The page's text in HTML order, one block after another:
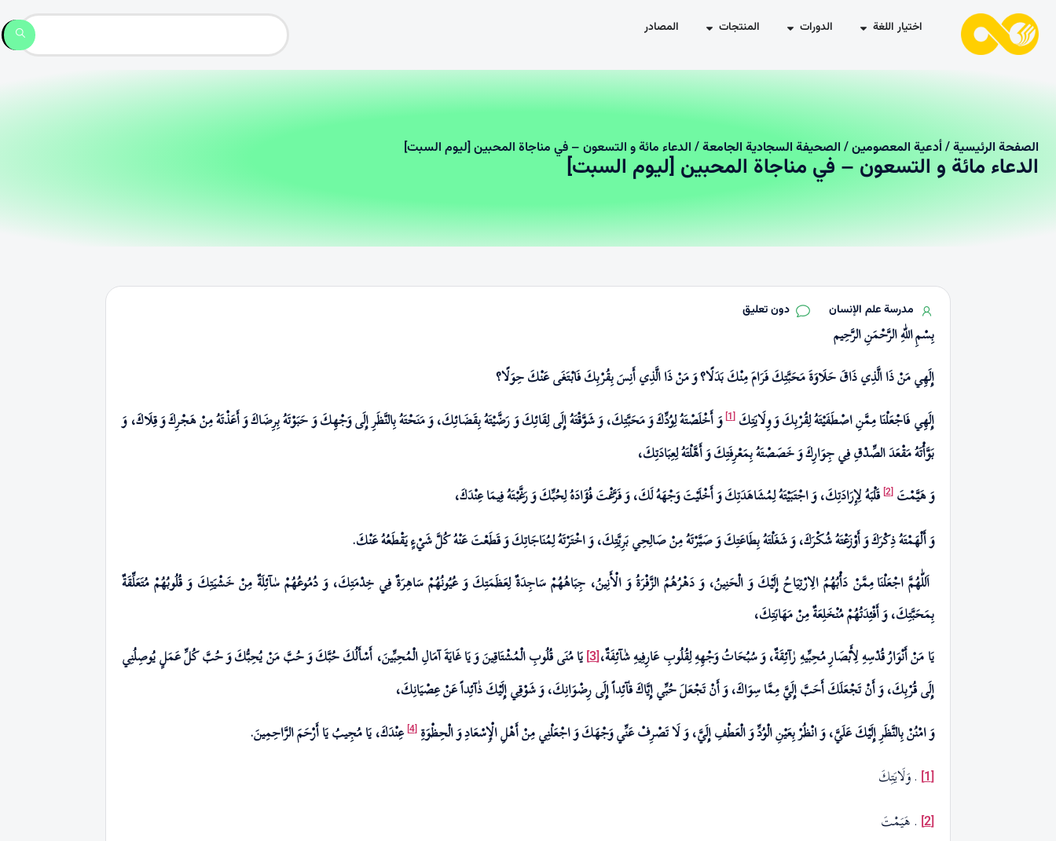
اختيار اللغة الدورات المنتجات المصادر
الصفحة الرئیسیة/أدعية المعصومين/ الصحيفة السجادية الجامعة/ الدعاء مائة و التسعون – في مناجاة المحبين [ليوم السبت]
الدعاء مائة و التسعون – في مناجاة المحبين [ليوم السبت]
مدرسة علم الإنسان دون تعليق
بِسْمِ اللّٰهِ الرَّحْمَنِ الرَّحِيم
إِلَهِي مَنْ ذَا الَّذِي ذَاقَ حَلَاوَةَ مَحَبَّتِكَ فَرَامَ مِنْكَ بَدَلًا؟ وَ مَنْ ذَا الَّذِي أَنِسَ بِقُرْبِكَ فَابْتَغَى عَنْكَ حِوَلًا؟
إِلَهِي فَاجْعَلْنَا مِمَّنِ اصْطَفَيْتَهُ لِقُرْبِكَ وَ وِلَايَتِكَ[1]
وَ أَخْلَصْتَهُ لِوُدِّكَ وَ مَحَبَّتِكَ، وَ شَوَّقْتَهُ إِلَى لِقَائِكَ وَ رَضَّيْتَهُ بِقَضَائِكَ، وَ مَنَحْتَهُ بِالنَّظَرِ إِلَى وَجْهِكَ وَ حَبَوْتَهُ بِرِضَاكَ وَ أَعَذْتَهُ مِنْ هَجْرِكَ وَ قِلَاكَ، وَ
بَوَّأْتَهُ مَقْعَدَ الصِّدْقِ فِي جِوَارِكَ وَ خَصَصْتَهُ بِمَعْرِفَتِكَ وَ أَهَّلْتَهُ لِعِبَادَتِكَ،
وَ هَيَّمْتَ[2]
قَلْبَهُ لِإِرَادَتِكَ، وَ اجْتَبَيْتَهُ لِمُشَاهَدَتِكَ وَ أَخْلَيْتَ وَجْهَهُ لَكَ، وَ فَرَّغْتَ فُؤَادَهُ لِحُبِّكَ وَ رَغَّبْتَهُ فِيمَا عِنْدَكَ،
وَ أَلْهَمْتَهُ‏ ذِكْرَكَ وَ أَوْزَعْتَهُ شُكْرَكَ، وَ شَغَلْتَهُ بِطَاعَتِكَ وَ صَيَّرْتَهُ مِنْ صَالِحِي بَرِيَّتِكَ، وَ اخْتَرْتَهُ لِمُنَاجَاتِكَ وَ قَطَعْتَ عَنْهُ كُلَّ شَيْ‏ءٍ يَقْطَعُهُ عَنْكَ.
اَللّٰهُمَّاجْعَلْنَا مِمَّنْ دَأْبُهُمُ الِارْتِيَاحُ إِلَيْكَ وَ الْحَنِينُ، وَ دَهْرُهُمُ الزَّفْرَةُ وَ الْأَنِينُ، جِبَاهُهُمْ سَاجِدَةٌ لِعَظَمَتِكَ وَ عُيُونُهُمْ سَاهِرَةٌ فِي خِدْمَتِكَ، وَ دُمُوعُهُمْ سٰآئِلَةٌ مِنْ خَشْيَتِكَ وَ قُلُوبُهُمْ مُتَعَلِّقَةٌ
بِمَحَبَّتِكَ، وَ أَفْئِدَتُهُمْ مُنْخَلِعَةٌ مِنْ مَهَابَتِكَ،
يَا مَنْ أَنْوَارُ قُدْسِهِ لِأَبْصَارِ مُحِبِّيهِ رٰآئِقَةٌ، وَ سُبُحَاتُ وَجْهِهِ لِقُلُوبِ عَارِفِيهِ شٰآئِفَةٌ،[3]
يَا مُنَى قُلُوبِ الْمُشْتَاقِينَ وَ يَا غَايَةَ آمَالِ الْمُحِبِّينَ، أَسْأَلُكَ حُبَّكَ وَ حُبَّ مَنْ يُحِبُّكَ وَ حُبَّ كُلِّ عَمَلٍ يُوصِلُنِي
إِلَى قُرْبِكَ، وَ أَنْ تَجْعَلَكَ أَحَبَّ إِلَيَّ مِمَّا سِوَاكَ، وَ أَنْ تَجْعَلَ حُبِّي إِيَّاكَ قٰآئِداً إِلَى رِضْوَانِكَ، وَ شَوْقِي إِلَيْكَ ذٰآئِداً عَنْ عِصْيَانِكَ،
وَ امْنُنْ بِالنَّظَرِ إِلَيْكَ عَلَيَّ، وَ انْظُرْ بِعَيْنِ الْوُدِّ وَ الْعَطْفِ إِلَيَّ، وَ لَا تَصْرِفْ عَنِّي وَجْهَكَ وَ اجْعَلْنِي مِنْ أَهْلِ الْإِسْعَادِ وَ الْحِظْوَةِ[4] عِنْدَكَ، يَا مُجِيبُ يَا أَرْحَمَ الرَّاحِمِينَ.
[1] . وَلَايَتِكَ
[2] . هَيَمْتَ